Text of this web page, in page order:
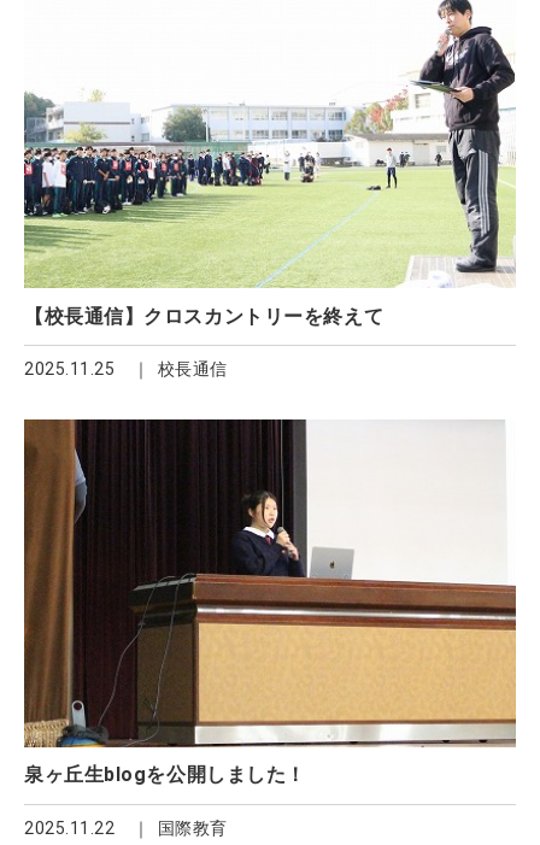
【校長通信】クロスカントリーを終えて
2025.11.25 校長通信
泉ヶ丘生blogを公開しました！
2025.11.22 国際教育